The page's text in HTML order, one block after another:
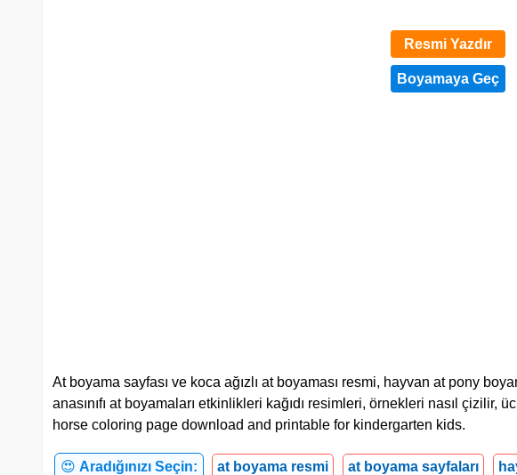
Resmi Yazdır
At boyama sayfası ve koca ağızlı at boyaması resmi, hayvan at pony
anasınıfı at boyamaları etkinlikleri kağıdı resimleri, örnekleri nasıl çizilir,
horse coloring page download and printable for kindergarten kids.
😍 Aradığınızı Seçin: at boyama resmi at boyama sayfaları